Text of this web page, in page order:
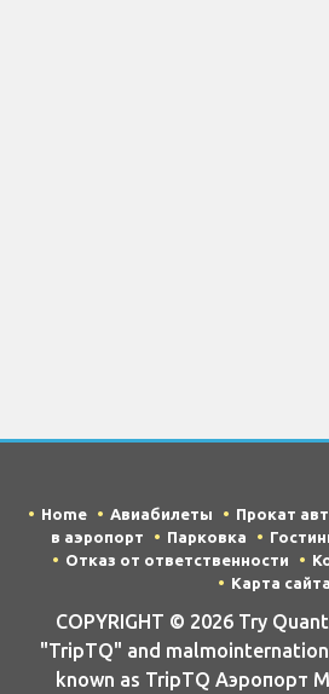
Home Авиабилеты Прокат
в аэропорт
Парковка
Отказ от ответственности
Карта сайта
COPYRIGHT © 2026 Try
"TripTQ" and
known as TripTQ Аэропорт